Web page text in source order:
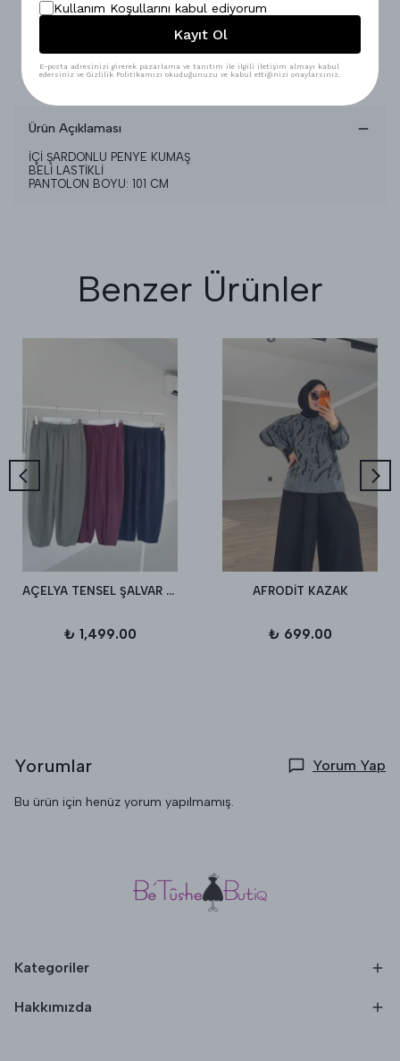
GÜVENLİ ALIŞVERİŞ!
%100 MEMNUNİYET GARANTİSİ!
Ürün Açıklaması
İÇİ ŞARDONLU PENYE KUMAŞ
BELİ LASTİKLİ
PANTOLON BOYU: 101 CM
Benzer Ürünler
AÇELYA TENSEL ŞALVAR PANTALON
₺ 1,499.00
AFRODİT KAZAK
₺ 699.00
Yorumlar Yorum Yap
Bu ürün için henüz yorum yapılmamış.
Kategoriler
Hakkımızda
Kullanım Koşullarını kabul ediyorum
Kayıt Ol
E-posta adresinizi girerek pazarlama ve tanıtım ile ilgili iletişim almayı kabul
edersiniz ve Gizlilik Politikamızı okuduğunuzu ve kabul ettiğinizi onaylarsınız.